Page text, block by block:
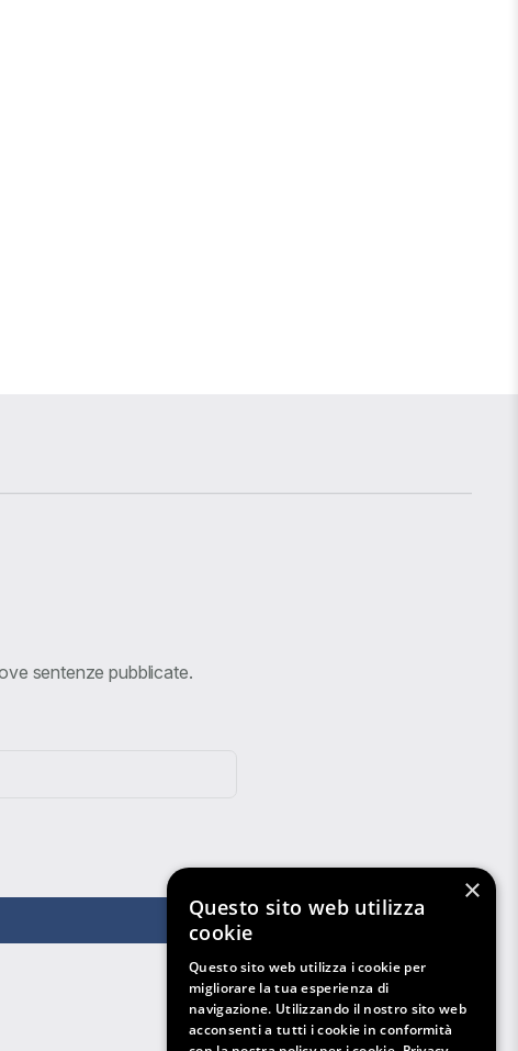
sentenze pubblicate.
×
Questo sito web utilizza
cookie
Questo sito web utilizza i cookie per
migliorare la tua esperienza di
navigazione. Utilizzando il nostro sito web
acconsenti a tutti i cookie in conformità